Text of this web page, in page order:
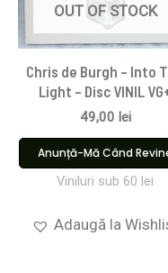
OUT OF STOCK
Chris de Burgh – Into
Light – Disc VINIL
49,00 lei
Anunță-Mă Când
Viniluri sub 60 lei
Adaugă la